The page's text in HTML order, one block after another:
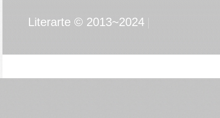
Literarte © 2013~2024